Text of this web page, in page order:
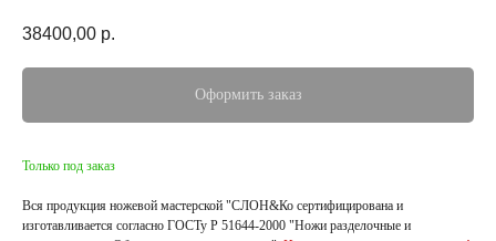
38400,00 р.
Оформить заказ
Только под заказ
Вся продукция ножевой мастерской "СЛОН&Ко сертифицирована и
изготавливается согласно ГОСТу Р 51644-2000 "Ножи разделочные и